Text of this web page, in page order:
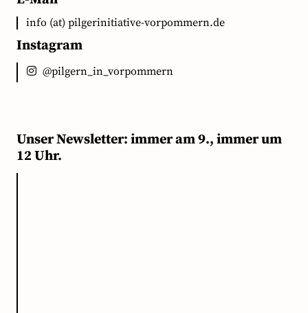
info (at) pilgerinitiative-vorpommern.de
Instagram
@pilgern_in_vorpommern
Unser Newsletter: immer am 9., immer um
12 Uhr.